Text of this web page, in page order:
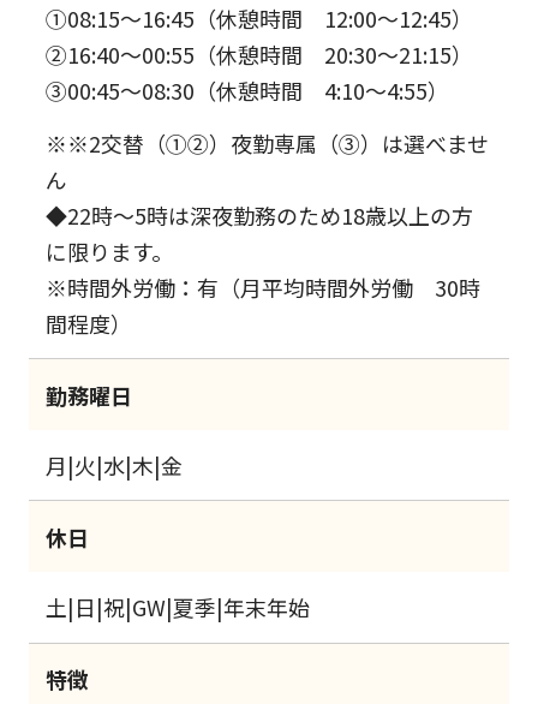
①08:15～16:45（休憩時間 12:00～12:45）
②16:40～00:55（休憩時間 20:30～21:15）
③00:45～08:30（休憩時間 4:10～4:55）
※※2交替（①②）夜勤専属（③）は選べませ
ん
◆22時～5時は深夜勤務のため18歳以上の方
に限ります。
※時間外労働：有（月平均時間外労働 30時
間程度）
勤務曜日
月|火|水|木|金
休日
土|日|祝|GW|夏季|年末年始
特徴